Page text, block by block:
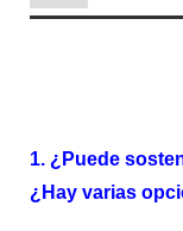
1. ¿Puede
¿Hay varias